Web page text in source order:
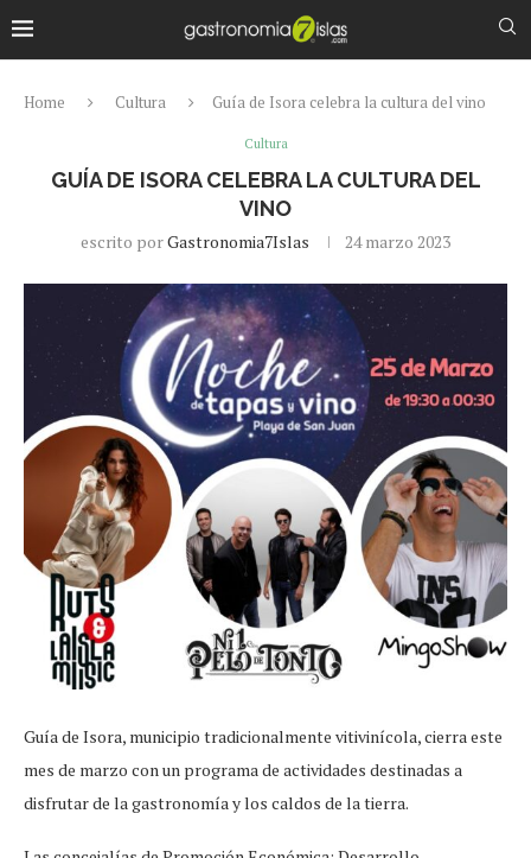
Home Cultura Guía de Isora celebra la cultura del vino
Cultura
GUÍA DE ISORA CELEBRA LA CULTURA DEL
VINO
escrito porGastronomia7Islas 24 marzo 2023
Guía de Isora, municipio tradicionalmente vitivinícola, cierra este
mes de marzo con un programa de actividades destinadas a
disfrutar de la gastronomía y los caldos de la tierra.